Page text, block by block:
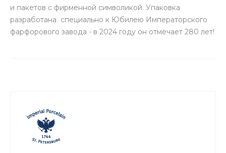
и пакетов с фирменной символикой. Упаковка
разработана специально к Юбилею Императорского
фарфорового завода - в 2024 году он отмечает 280 лет!